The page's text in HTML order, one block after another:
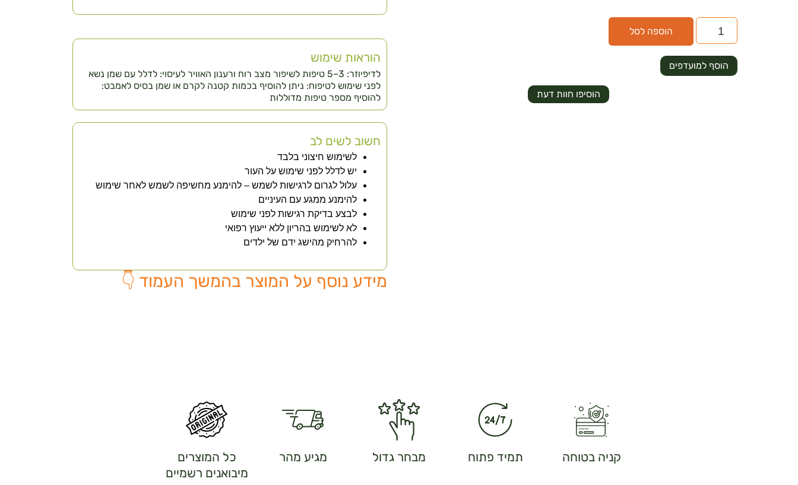
הוספה לסל
הוסיפו חוות דעת
הוסף למועדפים
הוראות שימוש
לדיפיוזר: 3–5 טיפות לשיפור מצב רוח ורענון האוויר לעיסוי: לדלל עם שמן נשא
לפני שימוש לטיפוח: ניתן להוסיף בכמות קטנה לקרם או שמן בסיס לאמבט:
להוסיף מספר טיפות מדוללות
חשוב לשים לב
לשימוש חיצוני בלבד
יש לדלל לפני שימוש על העור
עלול לגרום לרגישות לשמש – להימנע מחשיפה לשמש לאחר שימוש
להימנע ממגע עם העיניים
לבצע בדיקת רגישות לפני שימוש
לא לשימוש בהריון ללא ייעוץ רפואי
להרחיק מהישג ידם של ילדים
מידע נוסף על המוצר בהמשך העמוד 👇
קניה בטוחה תמיד פתוח מבחר גדול מגיע מהר
כל המוצרים
מיבואנים רשמיים